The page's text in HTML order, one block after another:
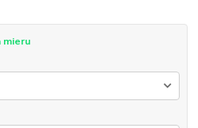
mieru